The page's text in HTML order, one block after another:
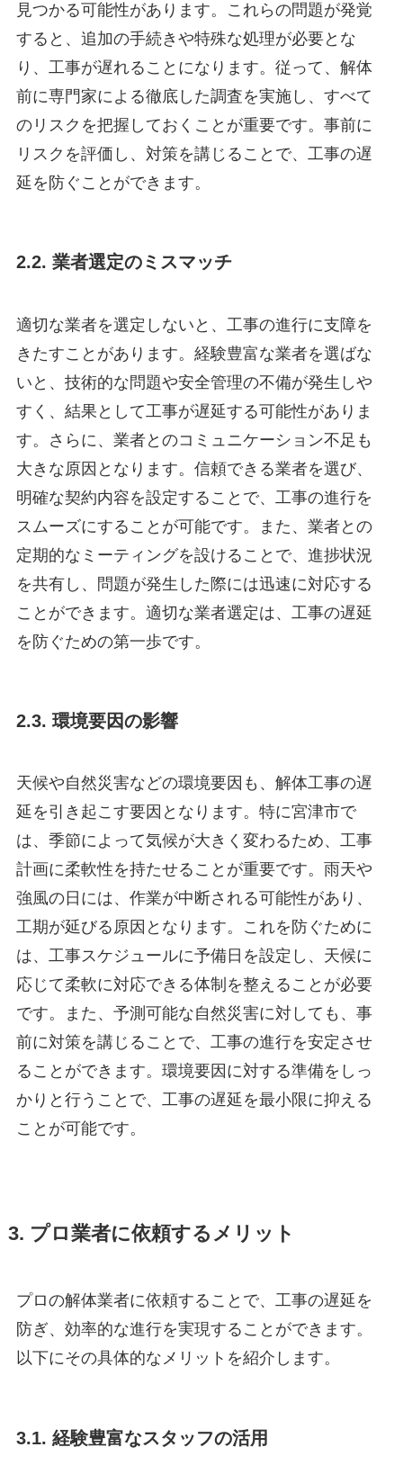
見つかる可能性があります。これらの問題が発覚
すると、追加の手続きや特殊な処理が必要とな
り、工事が遅れることになります。従って、解体
前に専門家による徹底した調査を実施し、すべて
のリスクを把握しておくことが重要です。事前に
リスクを評価し、対策を講じることで、工事の遅
延を防ぐことができます。
2.2. 業者選定のミスマッチ
適切な業者を選定しないと、工事の進行に支障を
きたすことがあります。経験豊富な業者を選ばな
いと、技術的な問題や安全管理の不備が発生しや
すく、結果として工事が遅延する可能性がありま
す。さらに、業者とのコミュニケーション不足も
大きな原因となります。信頼できる業者を選び、
明確な契約内容を設定することで、工事の進行を
スムーズにすることが可能です。また、業者との
定期的なミーティングを設けることで、進捗状況
を共有し、問題が発生した際には迅速に対応する
ことができます。適切な業者選定は、工事の遅延
を防ぐための第一歩です。
2.3. 環境要因の影響
天候や自然災害などの環境要因も、解体工事の遅
延を引き起こす要因となります。特に宮津市で
は、季節によって気候が大きく変わるため、工事
計画に柔軟性を持たせることが重要です。雨天や
強風の日には、作業が中断される可能性があり、
工期が延びる原因となります。これを防ぐために
は、工事スケジュールに予備日を設定し、天候に
応じて柔軟に対応できる体制を整えることが必要
です。また、予測可能な自然災害に対しても、事
前に対策を講じることで、工事の進行を安定させ
ることができます。環境要因に対する準備をしっ
かりと行うことで、工事の遅延を最小限に抑える
ことが可能です。
3. プロ業者に依頼するメリット
プロの解体業者に依頼することで、工事の遅延を
防ぎ、効率的な進行を実現することができます。
以下にその具体的なメリットを紹介します。
3.1. 経験豊富なスタッフの活用